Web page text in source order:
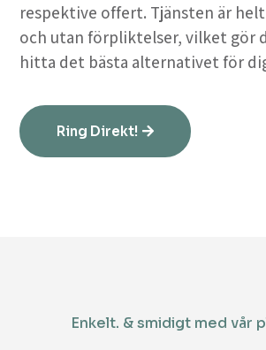
respektive offert. Tjänsten är
och utan förpliktelser, vilket gör
hitta det bästa alternativet för
Ring Direkt!
Enkelt. & smidigt med vår